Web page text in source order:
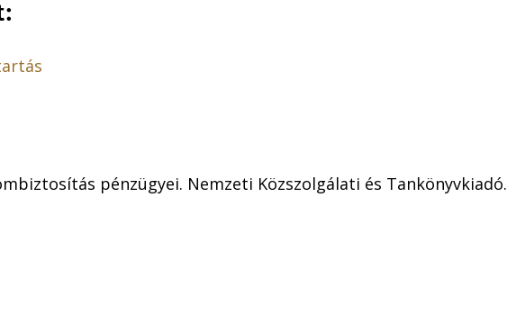
pénzügyei. Nemzeti Közszolgálati és Tankönyvkiadó.